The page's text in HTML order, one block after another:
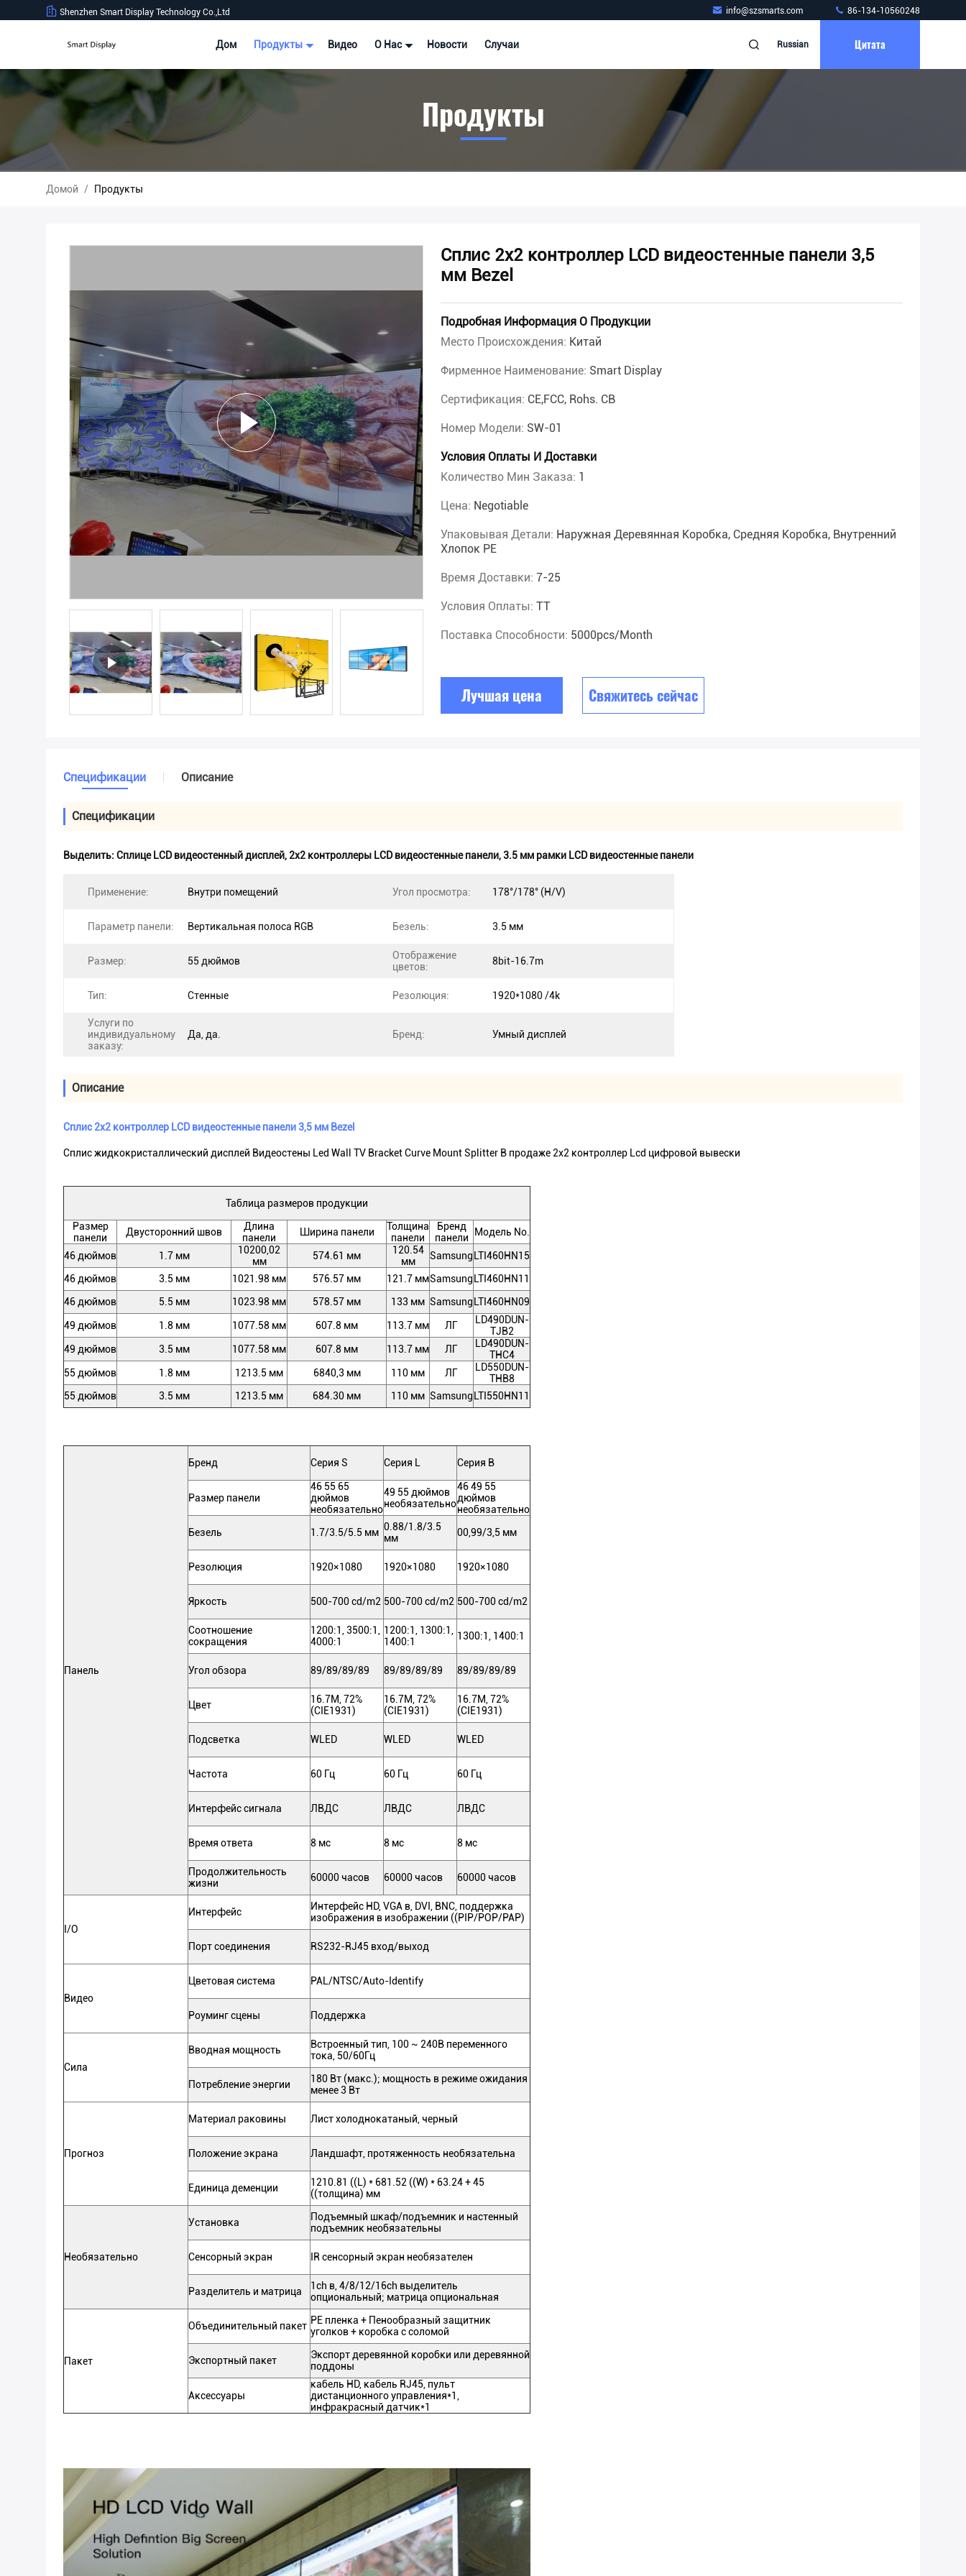
Shenzhen Smart Display Technology Co.,Ltd info@szsmarts.com 86-134-10560248
Дом Продукты Видео О Нас Новости Случаи Russian Цитата
Продукты
Домой / Продукты
Сплис 2х2 контроллер LCD видеостенные панели 3,5
мм Bezel
Подробная Информация О Продукции
Место Происхождения: Китай
Фирменное Наименование: Smart Display
Сертификация: CE,FCC, Rohs. CB
Номер Модели: SW-01
Условия Оплаты И Доставки
Количество Мин Заказа: 1
Цена: Negotiable
Упаковывая Детали: Наружная Деревянная Коробка, Средняя Коробка, Внутренний
Хлопок PE
Время Доставки: 7-25
Условия Оплаты: TT
Поставка Способности: 5000pcs/month
Лучшая цена Свяжитесь сейчас
Спецификации Описание
Спецификации
Выделить: Сплице LCD видеостенный дисплей, 2x2 контроллеры LCD видеостенные панели,3.5 мм рамки LCD видеостенные панели
Применение: Внутри помещений Угол просмотра: 178°/178° (H/V)
Параметр панели: Вертикальная полоса RGB Безель: 3.5 мм
Размер: 55 дюймов
Отображение
цветов:
8bit-16.7m
Тип: Стенные Резолюция: 1920*1080 /4k
Услуги по
индивидуальному
заказу:
Да, да. Бренд: Умный дисплей
Описание
Сплис 2х2 контроллер LCD видеостенные панели 3,5 мм Bezel
Сплис жидкокристаллический дисплей Видеостены Led Wall TV Bracket Curve Mount Splitter В продаже 2х2 контроллер Lcd цифровой вывески
Таблица размеров продукции
Размер
панели
Двусторонний швов
Длина
панели
Ширина панели
Толщина
панели
Бренд
панели
Модель No.
46 дюймов 1.7 мм
10200,02
мм
574.61 мм
120.54
мм
Samsung LTI460HN15
46 дюймов
3.5 мм 1021.98 мм 576.57 мм 121.7 ммSamsung LTI460HN11
46 дюймов
5.5 мм 1023.98 мм 578.57 мм 133 мм Samsung LTI460HN09
49 дюймов 1.8 мм 1077.58 мм 607.8 мм 113.7 мм ЛГ
LD490DUN-
TJB2
49 дюймов
3.5 мм 1077.58 мм 607.8 мм 113.7 мм ЛГ
LD490DUN-
THC4
55 дюймов
1.8 мм 1213.5 мм 6840,3 мм 110 мм ЛГ
LD550DUN-
THB8
55 дюймов
3.5 мм 1213.5 мм 684.30 мм 110 мм Samsung LTI550HN11
Панель
Бренд Серия S Серия L Серия B
Размер панели
46 55 65
дюймов
необязательно
49 55 дюймов
необязательно
46 49 55
дюймов
необязательно
Безель
1.7/3.5/5.5 мм 0.88/1.8/3.5
мм
00,99/3,5 мм
Резолюция 1920×1080 1920×1080 1920×1080
Яркость 500-700 cd/m2 500-700 cd/m2 500-700 cd/m2
Соотношение
сокращения
1200:1, 3500:1,
4000:1
1200:1, 1300:1,
1400:1
1300:1, 1400:1
Угол обзора 89/89/89/89 89/89/89/89 89/89/89/89
Цвет
16.7M, 72%
(CIE1931)
16.7M, 72%
(CIE1931)
16.7M, 72%
(CIE1931)
Подсветка WLED WLED WLED
Частота 60 Гц 60 Гц 60 Гц
Интерфейс сигнала ЛВДС ЛВДС ЛВДС
Время ответа 8 мс 8 мс 8 мс
Продолжительность
жизни
60000 часов 60000 часов 60000 часов
I/O
Интерфейс
Интерфейс HD, VGA в, DVI, BNC, поддержка
изображения в изображении ((PIP/POP/PAP)
Порт соединения RS232-RJ45 вход/выход
Видео
Цветовая система PAL/NTSC/Auto-Identify
Роуминг сцены Поддержка
Сила
Вводная мощность
Встроенный тип, 100 ~ 240В переменного
тока, 50/60Гц
Потребление энергии
180 Вт (макс.); мощность в режиме ожидания
менее 3 Вт
Прогноз
Материал раковины Лист холоднокатаный, черный
Положение экрана Ландшафт, протяженность необязательна
Единица деменции
1210.81 ((L) * 681.52 ((W) * 63.24 + 45
((толщина) мм
Необязательно
Установка
Подъемный шкаф/подъемник и настенный
подъемник необязательны
Сенсорный экран IR сенсорный экран необязателен
Разделитель и матрица
1ch в, 4/8/12/16ch выделитель
опциональный; матрица опциональная
Пакет
Объединительный пакет PE пленка + Пенообразный защитник
уголков + коробка с соломой
Экспортный пакет
Экспорт деревянной коробки или деревянной
поддоны
Аксессуары
кабель HD, кабель RJ45, пульт
дистанционного управления*1,
инфракрасный датчик*1